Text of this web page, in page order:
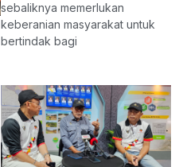
sebaliknya memerlukan
keberanian masyarakat untuk
bertindak bagi